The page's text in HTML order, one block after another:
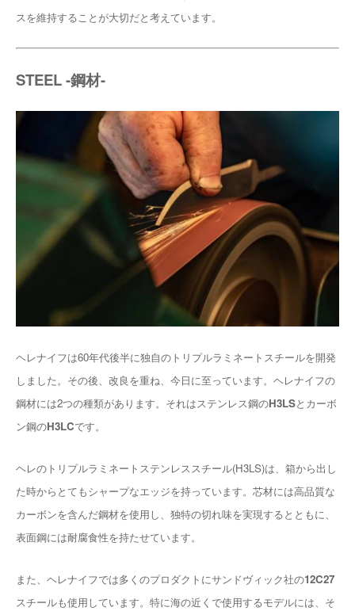
スを維持することが大切だと考えています。
STEEL -鋼材-
ヘレナイフは60年代後半に独自のトリプルラミネートスチールを開発
しました。その後、改良を重ね、今日に至っています。ヘレナイフの
鋼材には2つの種類があります。それはステンレス鋼のH3LSとカーボ
ン鋼のH3LCです。
ヘレのトリプルラミネートステンレススチール(H3LS)は、箱から出し
た時からとてもシャープなエッジを持っています。芯材には高品質な
カーボンを含んだ鋼材を使用し、独特の切れ味を実現するとともに、
表面鋼には耐腐食性を持たせています。
また、ヘレナイフでは多くのプロダクトにサンドヴィック社の12C27
スチールも使用しています。特に海の近くで使用するモデルには、そ